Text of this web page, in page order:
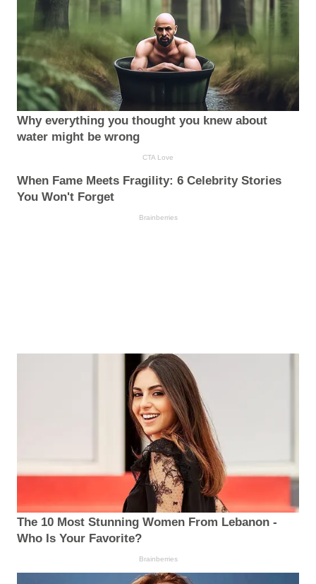
Why everything you thought you knew about
water might be wrong
CTA Love
When Fame Meets Fragility: 6 Celebrity Stories
You Won't Forget
Brainberries
The 10 Most Stunning Women From Lebanon -
Who Is Your Favorite?
Brainberries